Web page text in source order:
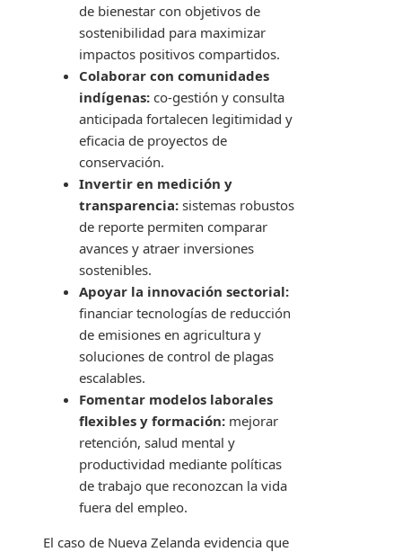
de bienestar con objetivos de
sostenibilidad para maximizar
impactos positivos compartidos.
Colaborar con comunidades
indígenas: co-gestión y consulta
anticipada fortalecen legitimidad y
eficacia de proyectos de
conservación.
Invertir en medición y
transparencia: sistemas robustos
de reporte permiten comparar
avances y atraer inversiones
sostenibles.
Apoyar la innovación sectorial:
financiar tecnologías de reducción
de emisiones en agricultura y
soluciones de control de plagas
escalables.
Fomentar modelos laborales
flexibles y formación: mejorar
retención, salud mental y
productividad mediante políticas
de trabajo que reconozcan la vida
fuera del empleo.
El caso de Nueva Zelanda evidencia que